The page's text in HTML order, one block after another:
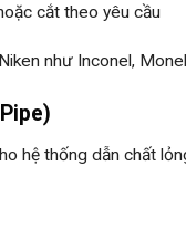
cắt theo yêu cầu
như Inconel, Monel
hệ thống dẫn chất